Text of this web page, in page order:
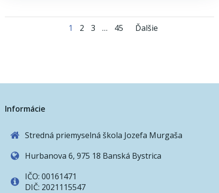
Posts
Page
1 Page
2 Page
3 … Page
45
Posts
Ďalšie
Informácie
Stredná priemyselná škola Jozefa Murgaša
Hurbanova 6, 975 18 Banská Bystrica
IČO: 00161471
DIČ: 2021115547